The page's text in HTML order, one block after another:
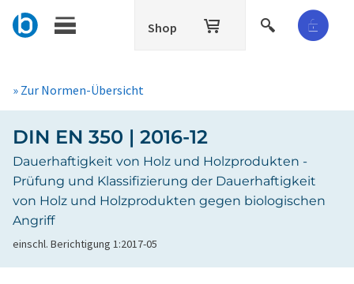
Shop
» Zur Normen-Übersicht
DIN EN 350 | 2016-12
Dauerhaftigkeit von Holz und Holzprodukten -
Prüfung und Klassifizierung der Dauerhaftigkeit
von Holz und Holzprodukten gegen biologischen
Angriff
einschl. Berichtigung 1:2017-05